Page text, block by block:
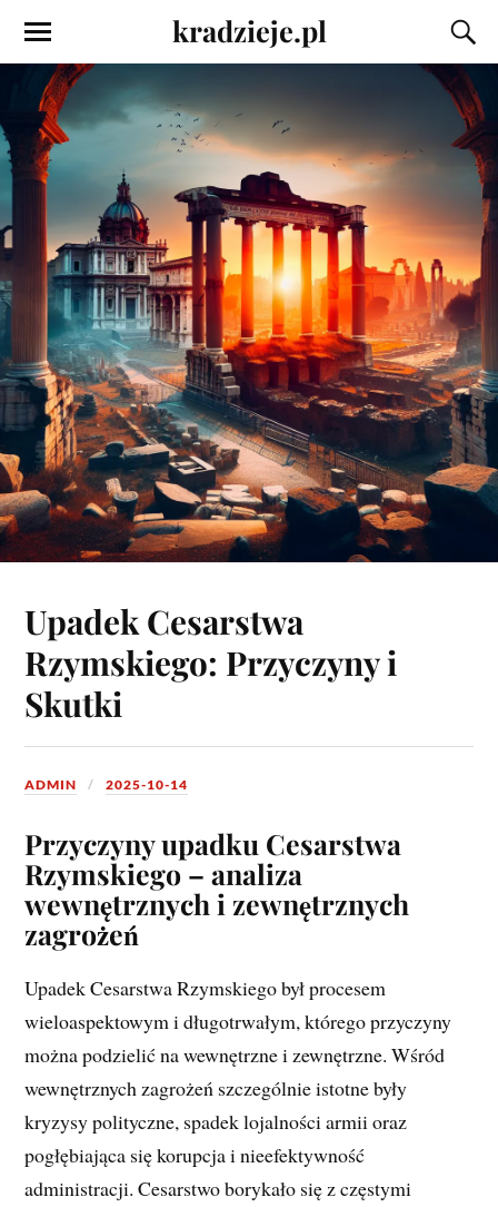
kradzieje.pl
Upadek Cesarstwa
Rzymskiego: Przyczyny i
Skutki
ADMIN 2025-10-14
Przyczyny upadku Cesarstwa
Rzymskiego – analiza
wewnętrznych i zewnętrznych
zagrożeń
Upadek Cesarstwa Rzymskiego był procesem
wieloaspektowym i długotrwałym, którego przyczyny
można podzielić na wewnętrzne i zewnętrzne. Wśród
wewnętrznych zagrożeń szczególnie istotne były
kryzysy polityczne, spadek lojalności armii oraz
pogłębiająca się korupcja i nieefektywność
administracji. Cesarstwo borykało się z częstymi